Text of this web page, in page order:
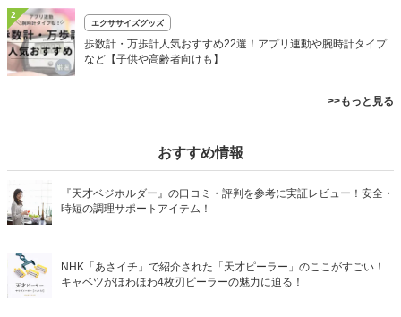
2
エクササイズグッズ
歩数計・万歩計人気おすすめ22選！アプリ連動や腕時計タイプ
など【子供や高齢者向けも】
>>もっと見る
おすすめ情報
『天才ベジホルダー』の口コミ・評判を参考に実証レビュー！安全・
時短の調理サポートアイテム！
NHK「あさイチ」で紹介された「天才ピーラー」のここがすごい！
キャベツがほわほわ4枚刃ピーラーの魅力に迫る！